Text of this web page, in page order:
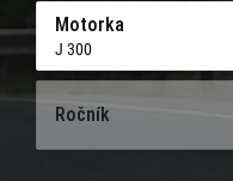
Motorka
J 300
Ročník